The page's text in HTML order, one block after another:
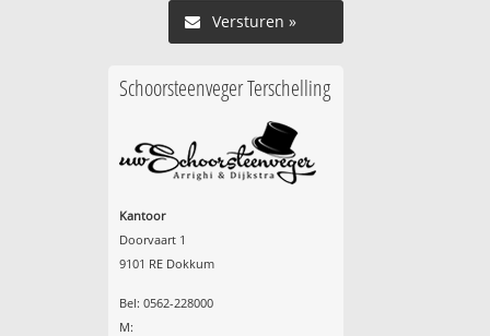
Versturen »
Schoorsteenveger Terschelling
Kantoor
Doorvaart 1
9101 RE Dokkum
Bel: 0562-228000
M: